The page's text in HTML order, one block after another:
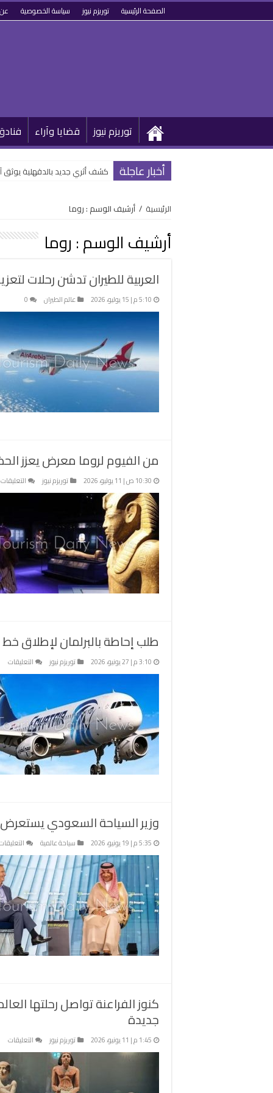
الصفحة الرئيسية توريزم نيوز سياسة الخصوصية
توريزم نيوز قضايا وآراء
أخبار عاجلة كشف أثري جديد بالدقهلية يوثق
الرئيسية / أرشيف الوسم : روما
أرشيف الوسم : روما
العربية للطيران تدشن رحلات
5:10 م | 15 يوليو، 2026 عالم الطيران 0
من الفيوم لروما معرض يعزز
10:30 ص | 11 يوليو، 2026 توريزم نيوز التعليقات
طلب إحاطة بالبرلمان لإطلاق
3:10 م | 27 يونيو، 2026 توريزم نيوز التعليقات
بين
وزير السياحة السعودي يستعرض
5:35 م | 19 يونيو، 2026 سياحة عالمية
كنوز الفراعنة تواصل رحلتها
جديدة
1:45 م | 11 يونيو، 2026 توريزم نيوز التعليقات